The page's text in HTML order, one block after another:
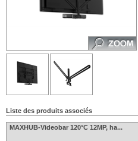
Liste des produits associés
MAXHUB-Videobar 120°C 12MP, ha...